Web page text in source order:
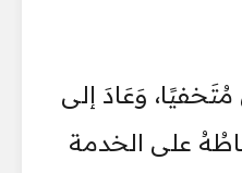
مُتَخفيًا، وَعَادَ إلى
على الخدمة